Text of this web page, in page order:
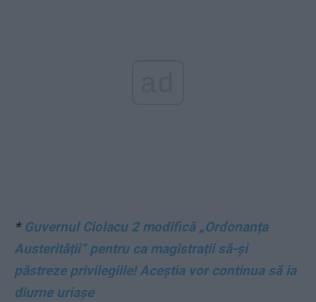
* Guvernul Ciolacu 2 modifică „Ordonanța
Austerității“ pentru ca magistrații să-și
păstreze privilegiile! Aceștia vor continua să ia
diurne uriașe